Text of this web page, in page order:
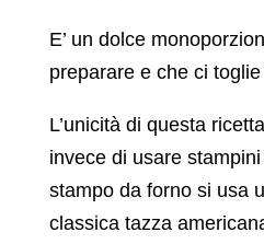
E’ un dolce
preparare e che ci
L’unicità di questa
invece di usare
stampo da forno si usa
classica tazza